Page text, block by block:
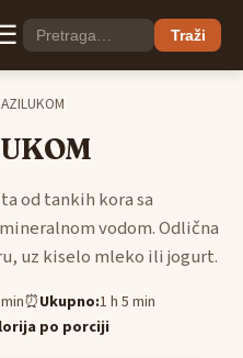
Traži
od tankih kora sa
vodom. Odlična
uz kiselo mleko ili jogurt.
⏰Ukupno:1 h 5 min
po porciji